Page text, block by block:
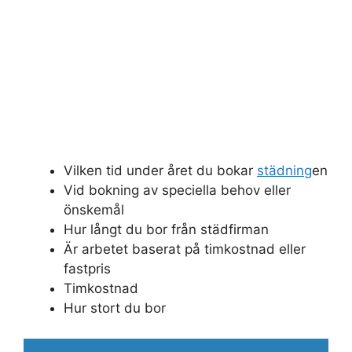
Vilken tid under året du bokar städningen
Vid bokning av speciella behov eller
önskemål
Hur långt du bor från städfirman
Är arbetet baserat på timkostnad eller
fastpris
Timkostnad
Hur stort du bor